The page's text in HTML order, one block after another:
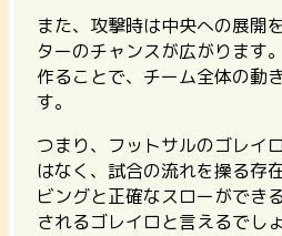
また、攻撃時は中央への展開
ターのチャンスが広がります
作ることで、チーム全体の動
す。
つまり、フットサルのゴレイ
はなく、 試合の流れを操る存
ビングと正確なスローができ
されるゴレイロと言えるでしょ